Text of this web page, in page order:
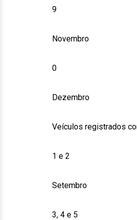
9
Novembro
0
Dezembro
Veículos registrados
1 e 2
Setembro
3, 4 e 5